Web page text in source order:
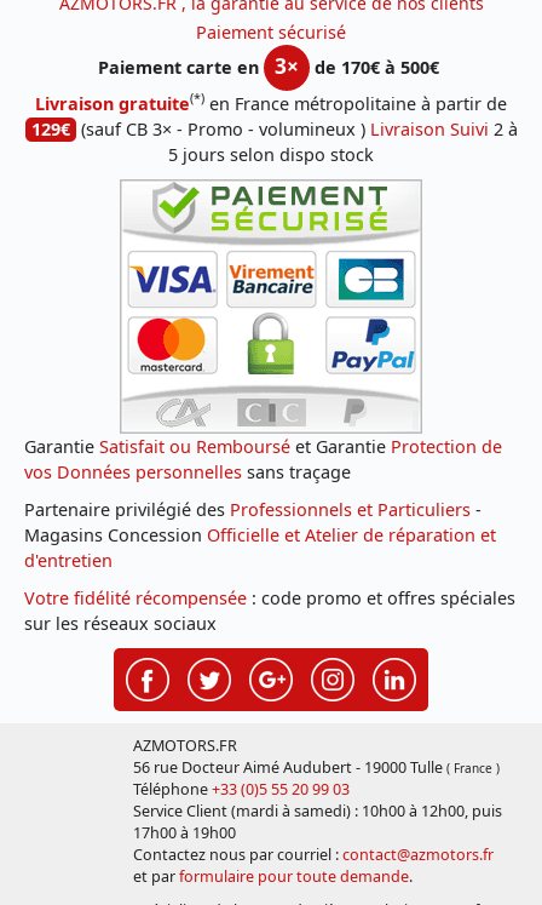
Paiement sécurisé
Paiement carte en
3×
de 170€ à 500€
Livraison gratuite(*) en France métropolitaine à partir de
129€ (sauf CB 3× - Promo - volumineux ) Livraison Suivi 2 à
5 jours selon dispo stock
Garantie Satisfait ou Remboursé et Garantie Protection de
vos Données personnelles sans traçage
Partenaire privilégié des Professionnels et Particuliers -
Magasins Concession Officielle et Atelier de réparation et
d'entretien
Votre fidélité récompensée : code promo et offres spéciales
sur les réseaux sociaux
AZMOTORS.FR
56 rue Docteur Aimé Audubert - 19000 Tulle ( France )
Téléphone+33 (0)5 55 20 99 03
Service Client (mardi à samedi) : 10h00 à 12h00, puis
17h00 à 19h00
Contactez nous par courriel :contact@azmotors.fr
et parformulaire pour toute demande.